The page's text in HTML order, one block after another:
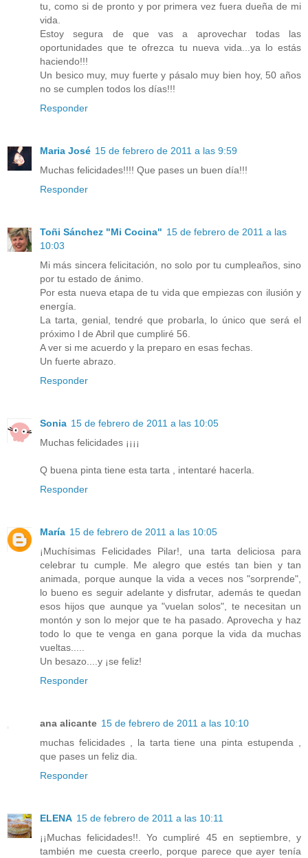
tu, como si de pronto y por primera vez fuera dueña de mi
vida.
Estoy segura de que vas a aprovechar todas las
oportunidades que te ofrezca tu nueva vida...ya lo estás
haciendo!!!
Un besico muy, muy fuerte y pásalo muy bien hoy, 50 años
no se cumplen todos los días!!!
Responder
Maria José 15 de febrero de 2011 a las 9:59
Muchas felicidades!!!! Que pases un buen día!!!
Responder
Toñi Sánchez "Mi Cocina" 15 de febrero de 2011 a las
10:03
Mi más sincera felicitación, no solo por tu cumpleaños, sino
por tu estado de ánimo.
Por esta nueva etapa de tu vida que empiezas con ilusión y
energía.
La tarta, genial, tendré que probarla, lo único que será el
próximo l de Abril que cumpliré 56.
A ver si me acuerdo y la preparo en esas fechas.
Un fuerte abrazo.
Responder
Sonia 15 de febrero de 2011 a las 10:05
Muchas felicidades ¡¡¡¡
Q buena pinta tiene esta tarta , intentaré hacerla.
Responder
María 15 de febrero de 2011 a las 10:05
¡Muchísimas Felicidades Pilar!, una tarta deliciosa para
celebrar tu cumple. Me alegro que estés tan bien y tan
animada, porque aunque la vida a veces nos "sorprende",
lo bueno es seguir adelante y disfrutar, además te quedan
esos hijos que aunque ya "vuelan solos", te necesitan un
montón y son lo mejor que te ha pasado. Aprovecha y haz
todo lo que te venga en gana porque la vida da muchas
vueltas.....
Un besazo....y ¡se feliz!
Responder
ana alicante 15 de febrero de 2011 a las 10:10
muchas felicidades , la tarta tiene una pinta estupenda ,
que pases un feliz dia.
Responder
ELENA 15 de febrero de 2011 a las 10:11
¡¡Muchas felicidades!!. Yo cumpliré 45 en septiembre, y
también me cuesta creerlo, porque parece que ayer tenía